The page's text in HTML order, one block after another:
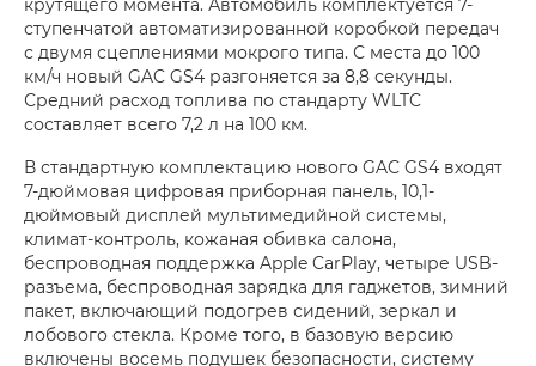
ступенчатой автоматизированной коробкой передач
с двумя сцеплениями мокрого типа. С места до 100
км/ч новый GAC GS4 разгоняется за 8,8 секунды.
Средний расход топлива по стандарту WLTC
составляет всего 7,2 л на 100 км.
В стандартную комплектацию нового GAC GS4 входят
7-дюймовая цифровая приборная панель, 10,1-
дюймовый дисплей мультимедийной системы,
климат-контроль, кожаная обивка салона,
беспроводная поддержка Apple CarPlay, четыре USB-
разъема, беспроводная зарядка для гаджетов, зимний
пакет, включающий подогрев сидений, зеркал и
лобового стекла. Кроме того, в базовую версию
включены восемь подушек безопасности, систему